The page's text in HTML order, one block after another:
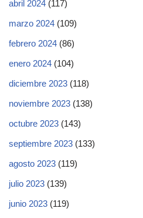
abril 2024 (117)
marzo 2024 (109)
febrero 2024 (86)
enero 2024 (104)
diciembre 2023 (118)
noviembre 2023 (138)
octubre 2023 (143)
septiembre 2023 (133)
agosto 2023 (119)
julio 2023 (139)
junio 2023 (119)